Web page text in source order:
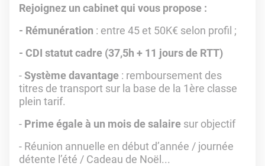
Rejoignez un cabinet qui vous propose :
- Rémunération : entre 45 et 50K€ selon profil ;
- CDI statut cadre (37,5h + 11 jours de RTT)
-Système davantage : remboursement des
titres de transport sur la base de la 1ère classe
plein tarif.
- Prime égale à un mois de salaire sur objectif
- Réunion annuelle en début d’année / journée
détente l’été / Cadeau de Noël...